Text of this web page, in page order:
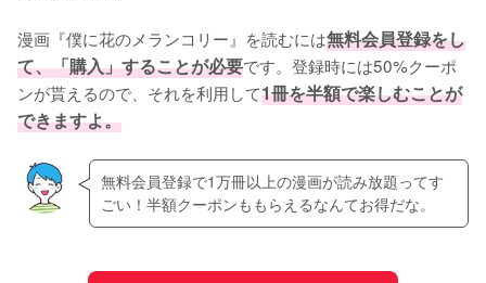
漫画『僕に花のメランコリー』を読むには無料会員登録をし
て、「購入」することが必要です。登録時には50%クーポ
ンが貰えるので、それを利用して1冊を半額で楽しむことが
できますよ。
無料会員登録で1万冊以上の漫画が読み放題ってす
ごい！半額クーポンももらえるなんてお得だな。